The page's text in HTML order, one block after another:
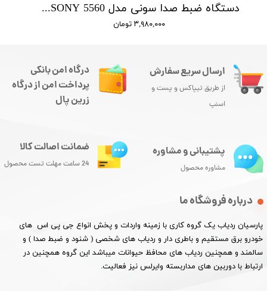
دستگاه ضبط صدا سونی مدل SONY 5560 - حافظه 16 گیگابایت
۳,۹۸۰,۰۰۰ تومان
ارسال سریع سفارش
از طریق تیپاکس و پست و
اسنپ
درباره فروشگاه ما
پارسیان ردیاب یک گروه کاری با زمینه واردات و پخش انواع جی پی اس های
خودرو برق مستقیم و باطری دار و ردیاب های شخصی ( شنود و ضبط صدا ) و
سالمند و همچنین ردیاب های محافظ حیوانات میباشد این گروه همچنین در
ارتباط با دوربین های مداربسته وایرلس نیز فعالیت.​​​​​​​
درگاه امن بانکی
پرداخت امن از درگاه
زرین پال
پشتیبانی و مشاوره
مشاوره محصول
ضمانت اصالت کالا
24 ساعت مهلت تست محصول